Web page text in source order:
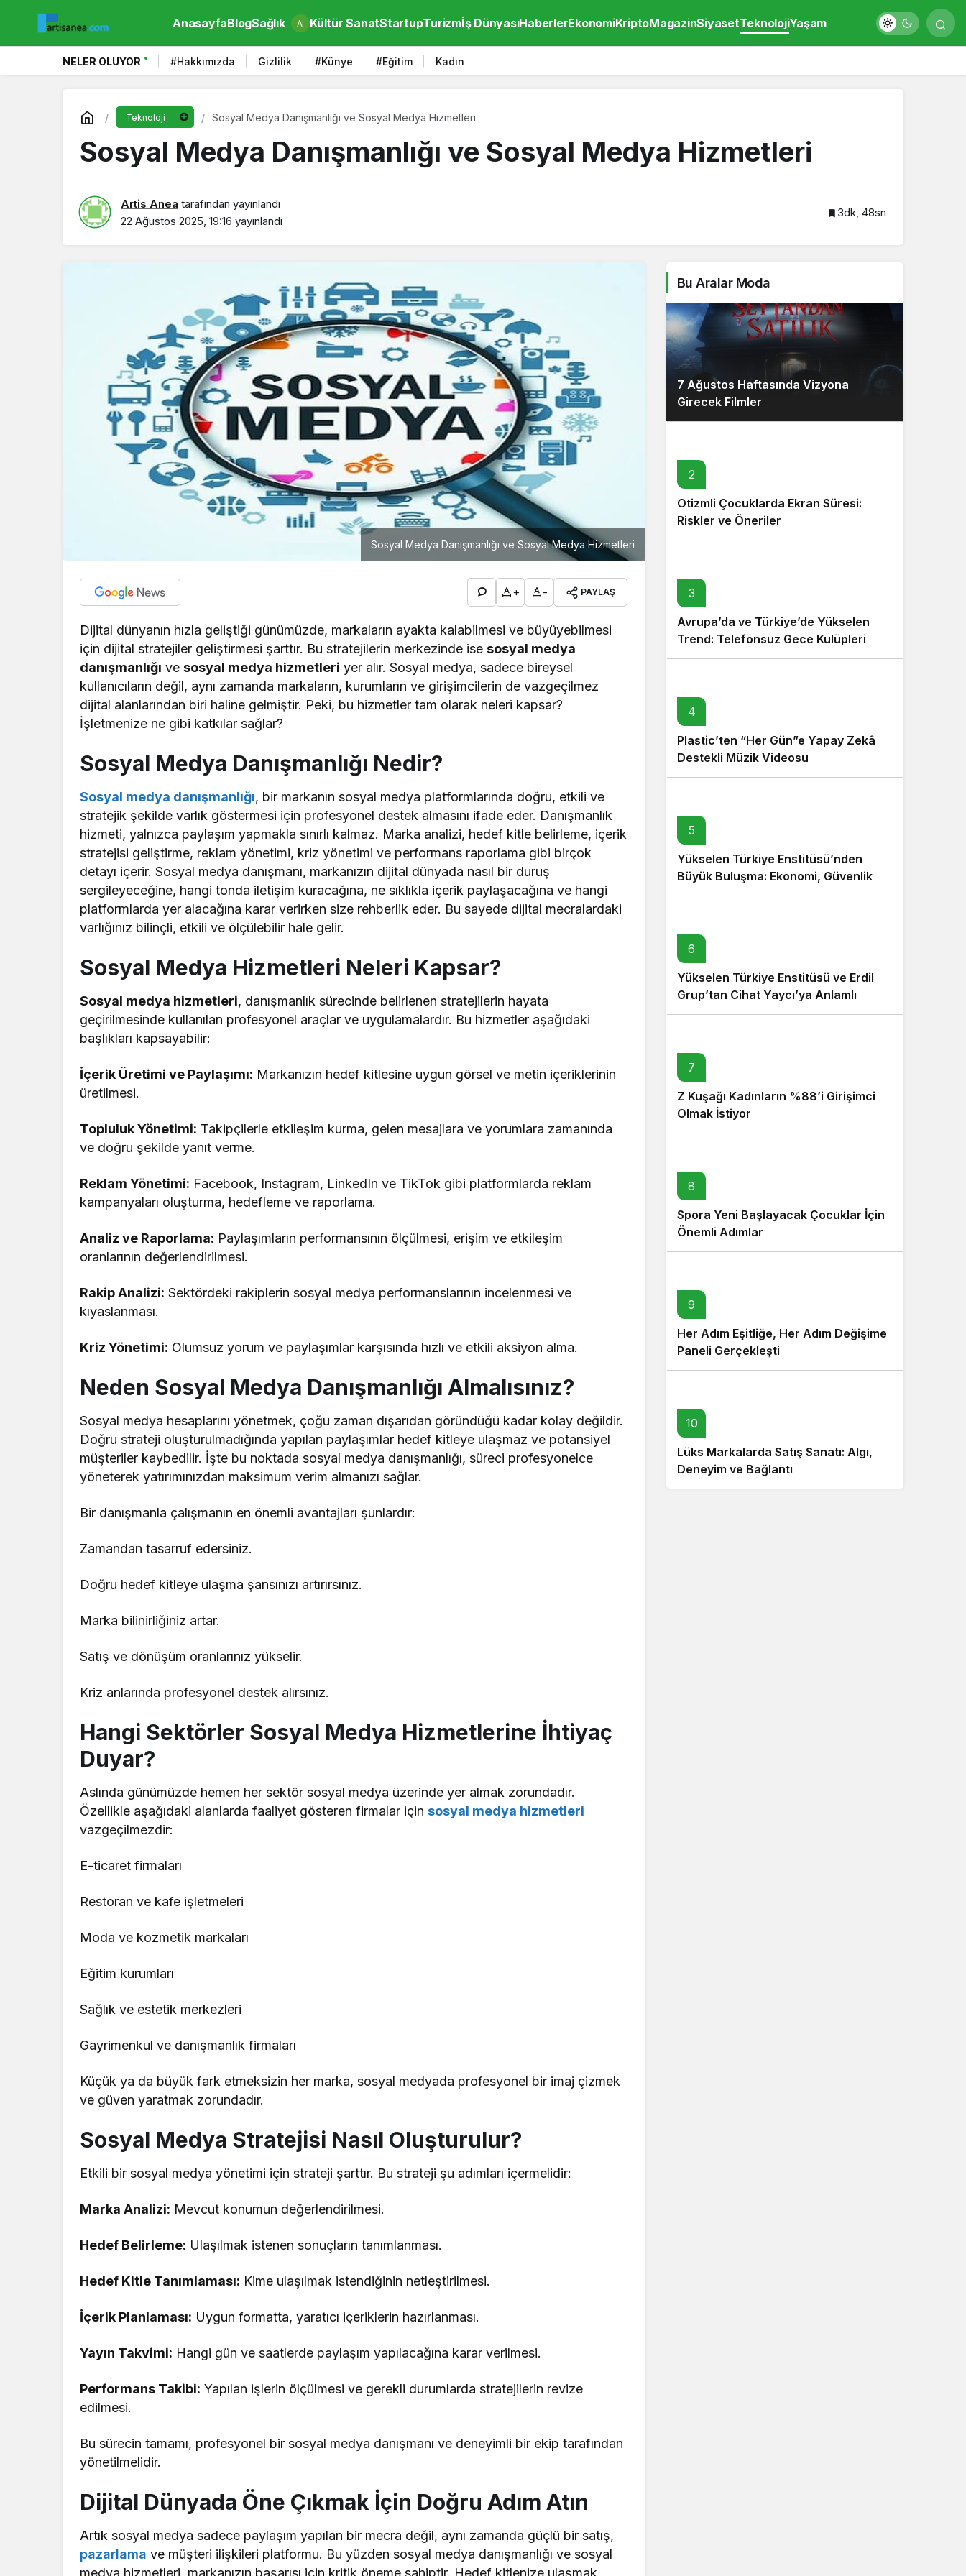
AnasayfaBlogSağlık AI Kültür SanatStartupTurizmİş DünyasıHaberlerEkonomiKriptoMagazinSiyasetTeknolojiYaşam
NELER OLUYOR #Hakkımızda Gizlilik #Künye #Eğitim Kadın
Teknoloji Sosyal Medya Danışmanlığı ve Sosyal Medya Hizmetleri
Sosyal Medya Danışmanlığı ve Sosyal Medya Hizmetleri
Artis Anea tarafından yayınlandı
22 Ağustos 2025, 19:16 yayınlandı
3dk, 48sn
Sosyal Medya Danışmanlığı ve Sosyal Medya Hizmetleri
+ - PAYLAŞ
Dijital dünyanın hızla geliştiği günümüzde, markaların ayakta kalabilmesi ve büyüyebilmesi
için dijital stratejiler geliştirmesi şarttır. Bu stratejilerin merkezinde isesosyal medya
danışmanlığı vesosyal medya hizmetleri yer alır. Sosyal medya, sadece bireysel
kullanıcıların değil, aynı zamanda markaların, kurumların ve girişimcilerin de vazgeçilmez
dijital alanlarından biri haline gelmiştir. Peki, bu hizmetler tam olarak neleri kapsar?
İşletmenize ne gibi katkılar sağlar?
Sosyal Medya Danışmanlığı Nedir?
Sosyal medya danışmanlığı, bir markanın sosyal medya platformlarında doğru, etkili ve
stratejik şekilde varlık göstermesi için profesyonel destek almasını ifade eder. Danışmanlık
hizmeti, yalnızca paylaşım yapmakla sınırlı kalmaz. Marka analizi, hedef kitle belirleme, içerik
stratejisi geliştirme, reklam yönetimi, kriz yönetimi ve performans raporlama gibi birçok
detayı içerir. Sosyal medya danışmanı, markanızın dijital dünyada nasıl bir duruş
sergileyeceğine, hangi tonda iletişim kuracağına, ne sıklıkla içerik paylaşacağına ve hangi
platformlarda yer alacağına karar verirken size rehberlik eder. Bu sayede dijital mecralardaki
varlığınız bilinçli, etkili ve ölçülebilir hale gelir.
Sosyal Medya Hizmetleri Neleri Kapsar?
Sosyal medya hizmetleri, danışmanlık sürecinde belirlenen stratejilerin hayata
geçirilmesinde kullanılan profesyonel araçlar ve uygulamalardır. Bu hizmetler aşağıdaki
başlıkları kapsayabilir:
İçerik Üretimi ve Paylaşımı: Markanızın hedef kitlesine uygun görsel ve metin içeriklerinin
üretilmesi.
Topluluk Yönetimi: Takipçilerle etkileşim kurma, gelen mesajlara ve yorumlara zamanında
ve doğru şekilde yanıt verme.
Reklam Yönetimi: Facebook, Instagram, LinkedIn ve TikTok gibi platformlarda reklam
kampanyaları oluşturma, hedefleme ve raporlama.
Analiz ve Raporlama: Paylaşımların performansının ölçülmesi, erişim ve etkileşim
oranlarının değerlendirilmesi.
Rakip Analizi: Sektördeki rakiplerin sosyal medya performanslarının incelenmesi ve
kıyaslanması.
Kriz Yönetimi: Olumsuz yorum ve paylaşımlar karşısında hızlı ve etkili aksiyon alma.
Neden Sosyal Medya Danışmanlığı Almalısınız?
Sosyal medya hesaplarını yönetmek, çoğu zaman dışarıdan göründüğü kadar kolay değildir.
Doğru strateji oluşturulmadığında yapılan paylaşımlar hedef kitleye ulaşmaz ve potansiyel
müşteriler kaybedilir. İşte bu noktada sosyal medya danışmanlığı, süreci profesyonelce
yöneterek yatırımınızdan maksimum verim almanızı sağlar.
Bir danışmanla çalışmanın en önemli avantajları şunlardır:
Zamandan tasarruf edersiniz.
Doğru hedef kitleye ulaşma şansınızı artırırsınız.
Marka bilinirliğiniz artar.
Satış ve dönüşüm oranlarınız yükselir.
Kriz anlarında profesyonel destek alırsınız.
Hangi Sektörler Sosyal Medya Hizmetlerine İhtiyaç
Duyar?
Aslında günümüzde hemen her sektör sosyal medya üzerinde yer almak zorundadır.
Özellikle aşağıdaki alanlarda faaliyet gösteren firmalar için sosyal medya hizmetleri
vazgeçilmezdir:
E-ticaret firmaları
Restoran ve kafe işletmeleri
Moda ve kozmetik markaları
Eğitim kurumları
Sağlık ve estetik merkezleri
Gayrimenkul ve danışmanlık firmaları
Küçük ya da büyük fark etmeksizin her marka, sosyal medyada profesyonel bir imaj çizmek
ve güven yaratmak zorundadır.
Sosyal Medya Stratejisi Nasıl Oluşturulur?
Etkili bir sosyal medya yönetimi için strateji şarttır. Bu strateji şu adımları içermelidir:
Marka Analizi: Mevcut konumun değerlendirilmesi.
Hedef Belirleme: Ulaşılmak istenen sonuçların tanımlanması.
Hedef Kitle Tanımlaması: Kime ulaşılmak istendiğinin netleştirilmesi.
İçerik Planlaması: Uygun formatta, yaratıcı içeriklerin hazırlanması.
Yayın Takvimi: Hangi gün ve saatlerde paylaşım yapılacağına karar verilmesi.
Performans Takibi: Yapılan işlerin ölçülmesi ve gerekli durumlarda stratejilerin revize
edilmesi.
Bu sürecin tamamı, profesyonel bir sosyal medya danışmanı ve deneyimli bir ekip tarafından
yönetilmelidir.
Dijital Dünyada Öne Çıkmak İçin Doğru Adım Atın
Artık sosyal medya sadece paylaşım yapılan bir mecra değil, aynı zamanda güçlü bir satış,
pazarlama ve müşteri ilişkileri platformu. Bu yüzden sosyal medya danışmanlığı ve sosyal
medya hizmetleri, markanızın başarısı için kritik öneme sahiptir. Hedef kitlenize ulaşmak,
Bu Aralar Moda
7 Ağustos Haftasında Vizyona
Girecek Filmler
2
Otizmli Çocuklarda Ekran Süresi:
Riskler ve Öneriler
3
Avrupa’da ve Türkiye’de Yükselen
Trend: Telefonsuz Gece Kulüpleri
4
Plastic’ten “Her Gün”e Yapay Zekâ
Destekli Müzik Videosu
5
Yükselen Türkiye Enstitüsü’nden
Büyük Buluşma: Ekonomi, Güvenlik
Politikaları ve Hukuk Konferansı
6
Yükselen Türkiye Enstitüsü ve Erdil
Grup’tan Cihat Yaycı’ya Anlamlı
Ziyaret
7
Z Kuşağı Kadınların %88’i Girişimci
Olmak İstiyor
8
Spora Yeni Başlayacak Çocuklar İçin
Önemli Adımlar
9
Her Adım Eşitliğe, Her Adım Değişime
Paneli Gerçekleşti
10
Lüks Markalarda Satış Sanatı: Algı,
Deneyim ve Bağlantı